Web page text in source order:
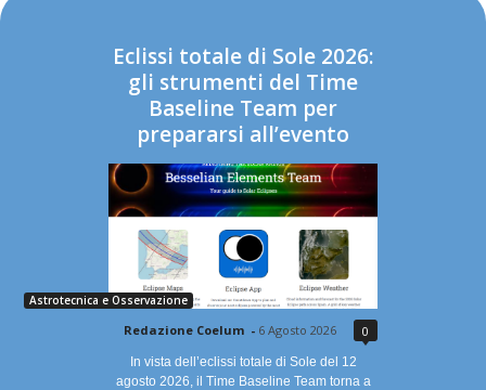
Eclissi totale di Sole 2026:
gli strumenti del Time
Baseline Team per
prepararsi all’evento
Astrotecnica e Osservazione
Redazione Coelum - 6 Agosto 2026 0
In vista dell’eclissi totale di Sole del 12
agosto 2026, il Time Baseline Team torna a